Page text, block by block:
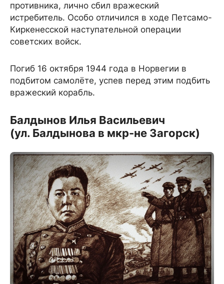
противника, лично сбил вражеский
истребитель. Особо отличился в ходе Петсамо-
Киркенесской наступательной операции
советских войск.
Погиб 16 октября 1944 года в Норвегии в
подбитом самолёте, успев перед этим подбить
вражеский корабль.
Балдынов Илья Васильевич
(ул. Балдынова в мкр-не Загорск)